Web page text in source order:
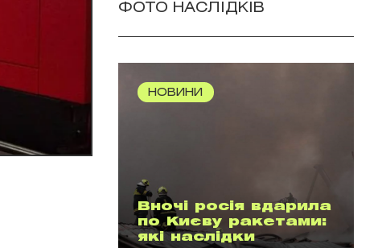
ФОТО НАСЛІДКІВ
НОВИНИ
Вночі росія вдарила
по Києву ракетами:
які наслідки